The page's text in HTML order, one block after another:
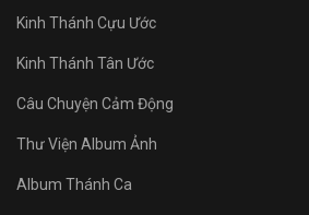
Kinh Thánh Cựu Ước
Kinh Thánh Tân Ước
Câu Chuyện Cảm Động
Thư Viện Album Ảnh
Album Thánh Ca